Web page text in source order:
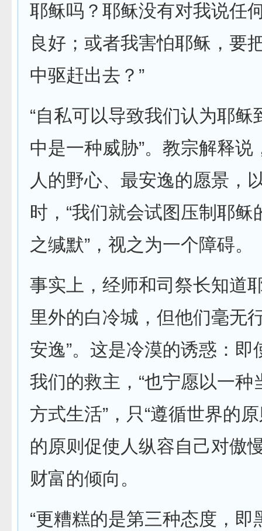
耶稣吗？耶稣没有对我说任
良好；或者我害怕耶稣，要
中驱赶出去？”
“自私可以导致我们认为耶稣
中是一种威胁”。教宗解释说
人的野心、最安逸的愿景，
时，“我们就会试图压制耶稣
之缄默”，视之为一个障碍。
事实上，经师和司祭长知道
里外的白冷城，但他们毫无
安逸”。这是冷漠的诱惑：即
我们的救主，“也宁愿以一种
方式生活”，只“遵循世界的
的原则促使人纵容自己对傲
财富的倾向。
“更糟糕的是第三种态度，即